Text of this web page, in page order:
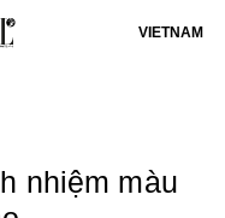
VIETNAM
nhiệm màu